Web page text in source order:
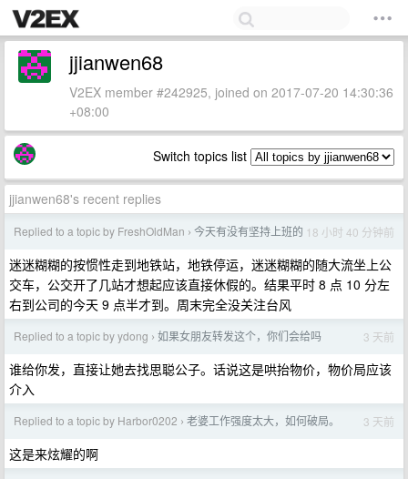
jjianwen68
V2EX member #242925, joined on 2017-07-20 14:30:36
+08:00
Switch topics list
jjianwen68's recent replies
Replied to a topic by FreshOldMan › 今天有没有坚持上班的 18 小时 40 分钟前
迷迷糊糊的按惯性走到地铁站，地铁停运，迷迷糊糊的随大流坐上公
交车，公交开了几站才想起应该直接休假的。结果平时 8 点 10 分左
右到公司的今天 9 点半才到。周末完全没关注台风
Replied to a topic by ydong › 如果女朋友转发这个，你们会给吗 3 天前
谁给你发，直接让她去找思聪公子。话说这是哄抬物价，物价局应该
介入
Replied to a topic by Harbor0202 › 老婆工作强度太大，如何破局。 3 天前
这是来炫耀的啊